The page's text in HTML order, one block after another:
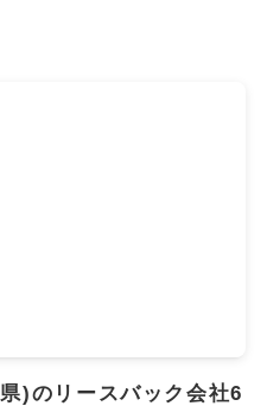
)のリースバック会社6